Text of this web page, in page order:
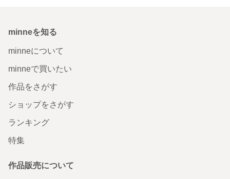
minneを知る
minneについて
minneで買いたい
作品をさがす
ショップをさがす
ランキング
特集
作品販売について